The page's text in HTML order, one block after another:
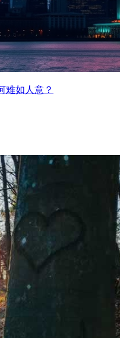
难如人意？